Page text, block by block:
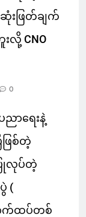
းဖြတ်ချက်
းလို့ CNO
0
ညာရေးနဲ့
ဖြစ်တဲ့
လုပ်တဲ့
(
ောက်ထပ်တစ်